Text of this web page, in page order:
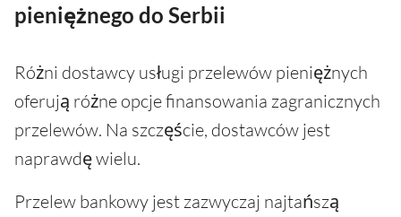
pieniężnego do Serbii
Różni dostawcy usługi przelewów pieniężnych
oferują różne opcje finansowania zagranicznych
przelewów. Na szczęście, dostawców jest
naprawdę wielu.
Przelew bankowy jest zazwyczaj najtańszą